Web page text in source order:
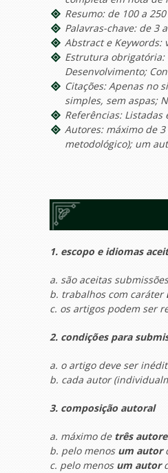
Resumo: de 100 a
Palavras-chave: de 3
Abstract e Keywords:
Estrutura obrigatória:
Desenvolvimento;
Citações: Apenas no
simples, sem aspas;
Referências:
Autores: máximo de
metodológico); um
1. escopo e idiomas
a. são aceitas
b. trabalhos com caráter
c. os artigos podem ser
2. condições para
a. o artigo deve ser
b. cada autor
3. composição autoral
a. máximo de três
b. pelo menos um autor
c. pelo menos um autor